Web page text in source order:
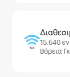
15.640
Βόρεια